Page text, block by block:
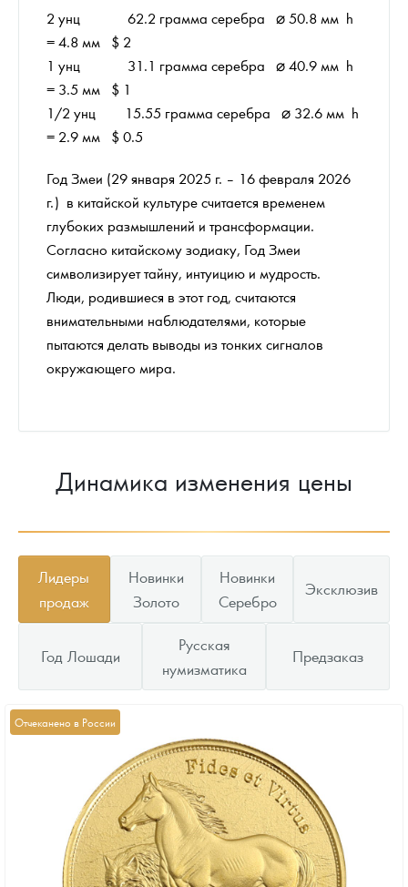
2 унц 62.2 грамма серебра ⌀ 50.8 мм h
= 4.8 мм $ 2
1 унц 31.1 грамма серебра ⌀ 40.9 мм h
= 3.5 мм $ 1
1/2 унц 15.55 грамма серебра ⌀ 32.6 мм h
= 2.9 мм $ 0.5
Год Змеи (29 января 2025 г. – 16 февраля 2026
г.) в китайской культуре считается временем
глубоких размышлений и трансформации.
Согласно китайскому зодиаку, Год Змеи
символизирует тайну, интуицию и мудрость.
Люди, родившиеся в этот год, считаются
внимательными наблюдателями, которые
пытаются делать выводы из тонких сигналов
окружающего мира.
Динамика изменения цены
Лидеры
продаж
Новинки
Золото
Новинки
Серебро
Эксклюзив
Год Лошади
Русская
нумизматика
Предзаказ
Отчеканено в России